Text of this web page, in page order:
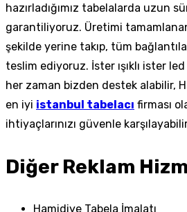
hazırladığımız tabelalarda uzun
garantiliyoruz. Üretimi
şekilde yerine takıp, tüm
teslim ediyoruz. İster ışıklı ister
her zaman bizden destek alabilir,
en iyi istanbul tabelacı firması
ihtiyaçlarınızı güvenle
Diğer Reklam
Hamidiye Tabela İmalatı